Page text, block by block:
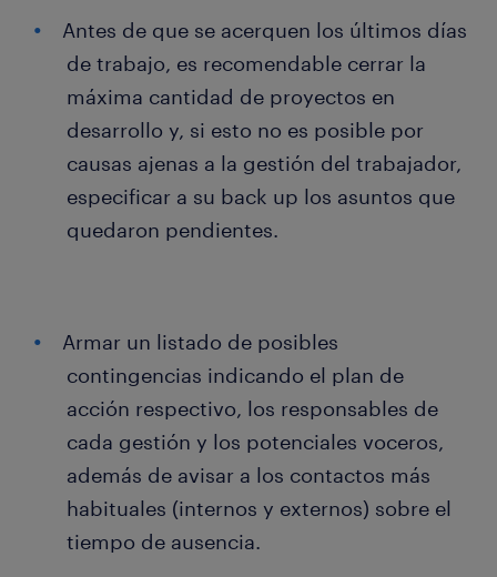
Antes de que se acerquen los últimos días
de trabajo, es recomendable cerrar la
máxima cantidad de proyectos en
desarrollo y, si esto no es posible por
causas ajenas a la gestión del trabajador,
especificar a su back up los asuntos que
quedaron pendientes.
Armar un listado de posibles
contingencias indicando el plan de
acción respectivo, los responsables de
cada gestión y los potenciales voceros,
además de avisar a los contactos más
habituales (internos y externos) sobre el
tiempo de ausencia.